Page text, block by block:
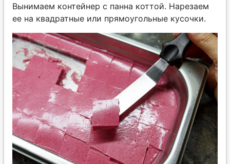
Вынимаем контейнер с панна коттой. Нарезаем
ее на квадратные или прямоугольные кусочки.